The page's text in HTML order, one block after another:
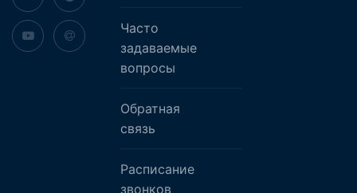
Часто
задаваемые
вопросы
Обратная
связь
Расписание
звонков